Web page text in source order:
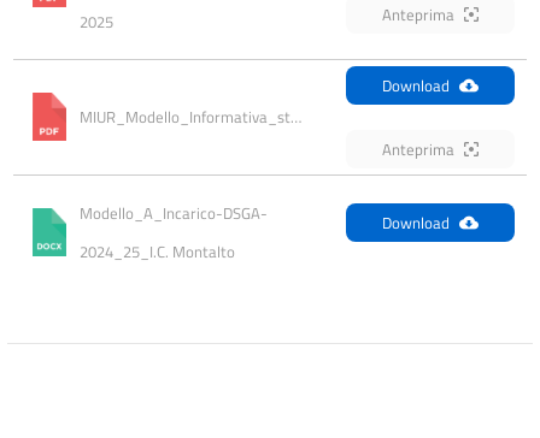
2025
Anteprima
MIUR_Modello_Informativa_standard
Download
Anteprima
Modello_A_Incarico-DSGA-
2024_25_I.C. Montalto
Download